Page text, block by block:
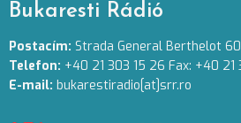
Bukaresti Rádió
Postacím: Strada General Berthelot
Telefon: +40 21 303 15 26 Fax: +40 21
E-mail: bukarestiradio[at]srr.ro